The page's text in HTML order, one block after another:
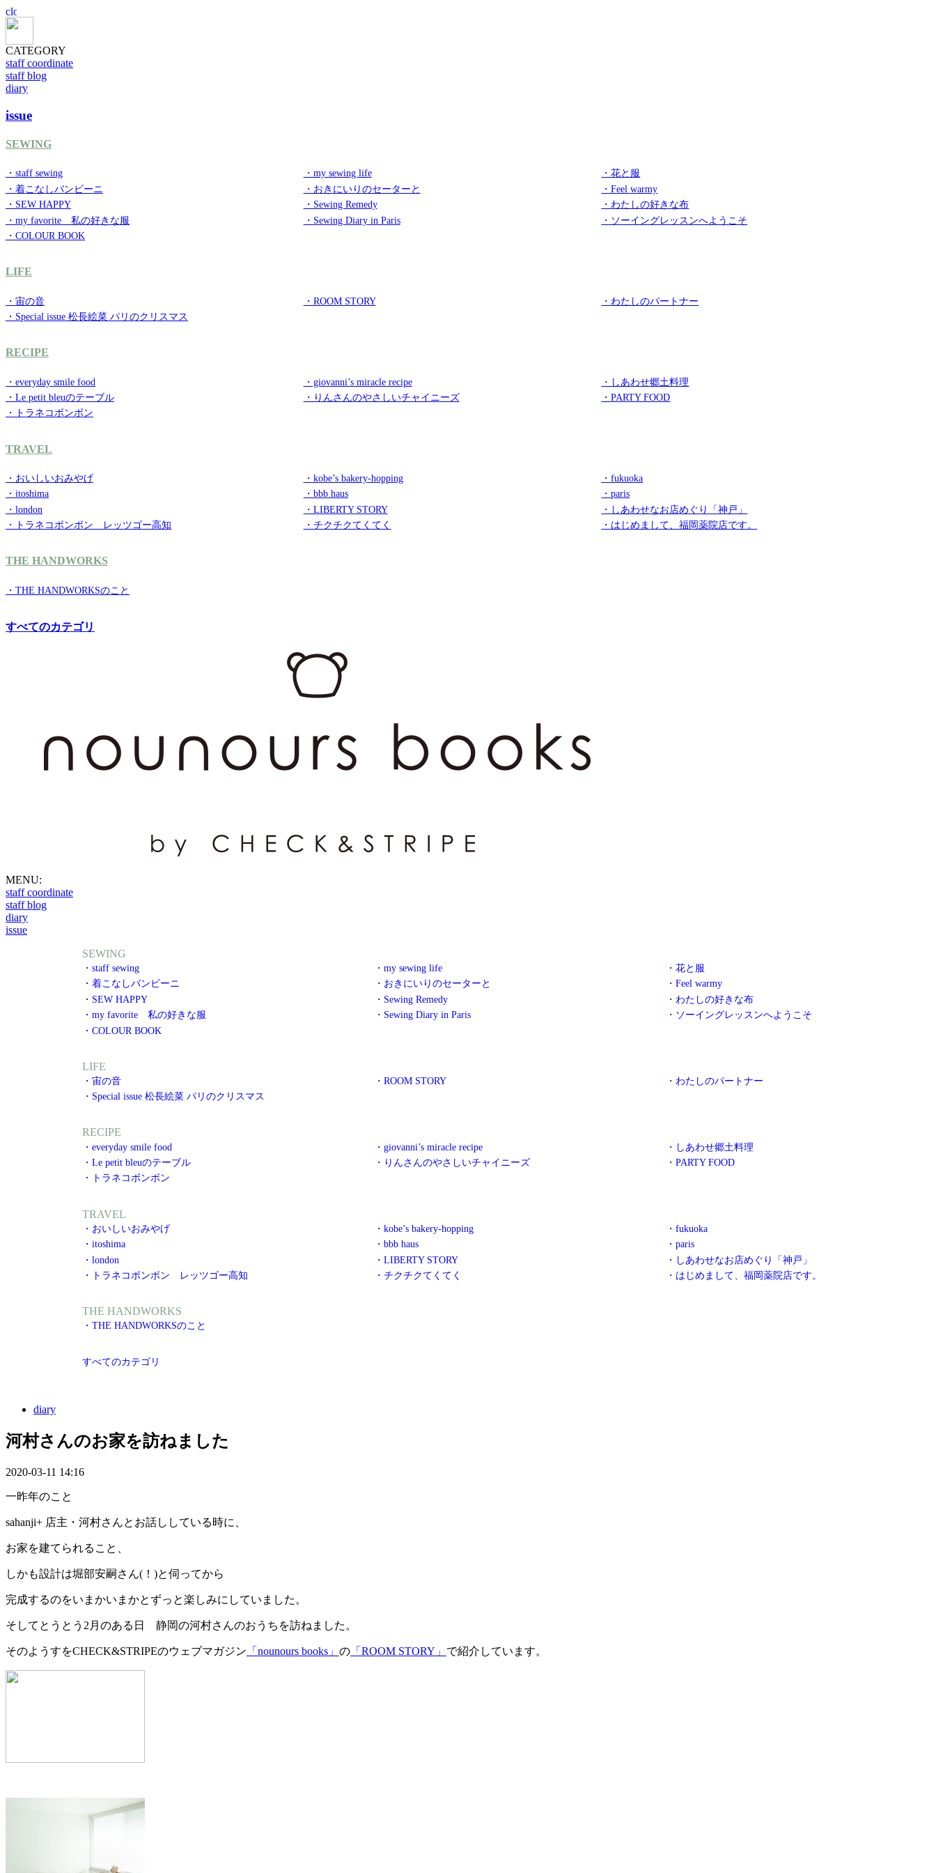
CATEGORY
staff coordinate
staff blog
diary
issue
SEWING
・staff sewing ・my sewing life
・花と服
・着こなしバンビーニ
・おきにいりのセーターと
・Feel warmy
・SEW HAPPY
・Sewing Remedy
・わたしの好きな布
・my favorite 私の好きな服
・Sewing Diary in Paris
・ソーイングレッスンへようこそ
・COLOUR BOOK
LIFE
・宙の音 ・ROOM STORY
・わたしのパートナー
・Special issue 松長絵菜 パリのクリスマス
RECIPE
・everyday smile food ・giovanni’s miracle recipe
・しあわせ郷土料理
・Le petit bleuのテーブル
・りんさんのやさしいチャイニーズ
・PARTY FOOD
・トラネコボンボン
TRAVEL
・おいしいおみやげ ・kobe’s bakery-hopping
・fukuoka
・itoshima
・bbb haus
・paris
・london
・LIBERTY STORY
・しあわせなお店めぐり「神戸」
・トラネコボンボン レッツゴー高知
・チクチクてくてく ・はじめまして、福岡薬院店です。
THE HANDWORKS
・THE HANDWORKSのこと
すべてのカテゴリ
MENU:
staff coordinate
staff blog
diary
issue
SEWING
・staff sewing ・my sewing life
・花と服
・着こなしバンビーニ
・おきにいりのセーターと
・Feel warmy
・SEW HAPPY
・Sewing Remedy
・わたしの好きな布
・my favorite 私の好きな服
・Sewing Diary in Paris
・ソーイングレッスンへようこそ
・COLOUR BOOK
LIFE
・宙の音 ・ROOM STORY
・わたしのパートナー
・Special issue 松長絵菜 パリのクリスマス
RECIPE
・everyday smile food ・giovanni’s miracle recipe
・しあわせ郷土料理
・Le petit bleuのテーブル
・りんさんのやさしいチャイニーズ
・PARTY FOOD
・トラネコボンボン
TRAVEL
・おいしいおみやげ ・kobe’s bakery-hopping
・fukuoka
・itoshima
・bbb haus
・paris
・london
・LIBERTY STORY
・しあわせなお店めぐり「神戸」
・トラネコボンボン レッツゴー高知
・チクチクてくてく ・はじめまして、福岡薬院店です。
THE HANDWORKS
・THE HANDWORKSのこと
すべてのカテゴリ
diary
河村さんのお家を訪ねました
2020-03-11 14:16
一昨年のこと
sahanji+ 店主・河村さんとお話ししている時に、
お家を建てられること、
しかも設計は堀部安嗣さん(！)と伺ってから
完成するのをいまかいまかとずっと楽しみにしていました。
そしてとうとう2月のある日 静岡の河村さんのおうちを訪ねました。
そのようすをCHECK&STRIPEのウェブマガジン 「nounours books」 の 「ROOM STORY」 で紹介しています。